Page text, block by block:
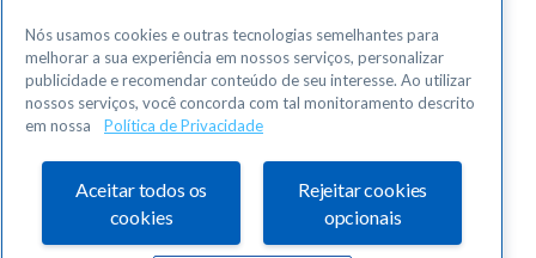
Nós usamos cookies e outras tecnologias semelhantes para
melhorar a sua experiência em nossos serviços, personalizar
publicidade e recomendar conteúdo de seu interesse. Ao utilizar
nossos serviços, você concorda com tal monitoramento descrito
em nossa
Política de Privacidade
Aceitar todos os
cookies
Rejeitar cookies
opcionais